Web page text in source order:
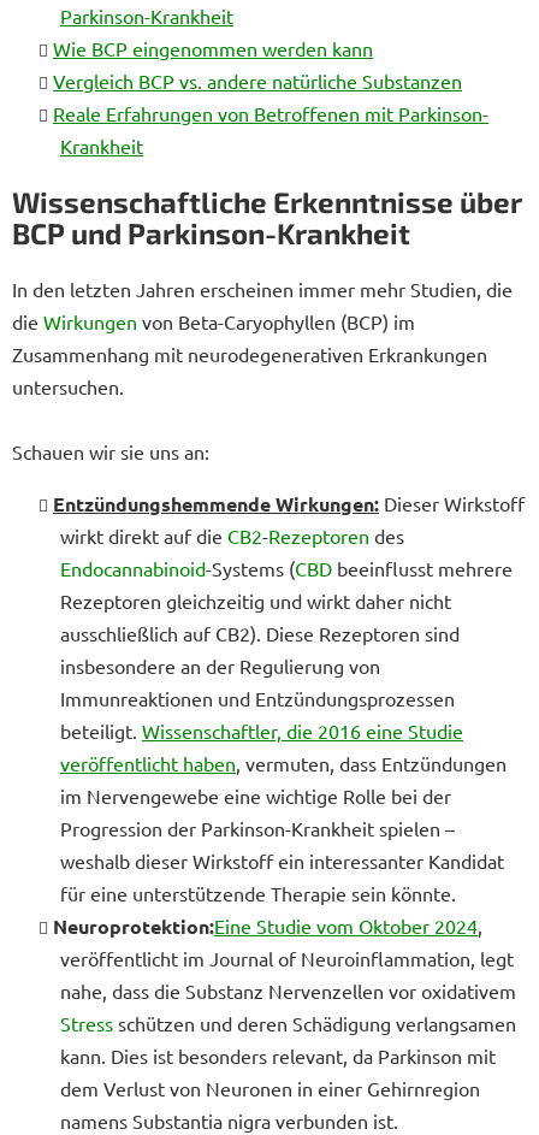
Parkinson-Krankheit
Wie BCP eingenommen werden kann
Vergleich BCP vs. andere natürliche Substanzen
Reale Erfahrungen von Betroffenen mit Parkinson-
Krankheit
Wissenschaftliche Erkenntnisse über
BCP und Parkinson-Krankheit
In den letzten Jahren erscheinen immer mehr Studien, die
die Wirkungen von Beta-Caryophyllen (BCP) im
Zusammenhang mit neurodegenerativen Erkrankungen
untersuchen.
Schauen wir sie uns an:
Entzündungshemmende Wirkungen: Dieser Wirkstoff
wirkt direkt auf die CB2-Rezeptoren des
Endocannabinoid-Systems (CBD beeinflusst mehrere
Rezeptoren gleichzeitig und wirkt daher nicht
ausschließlich auf CB2). Diese Rezeptoren sind
insbesondere an der Regulierung von
Immunreaktionen und Entzündungsprozessen
beteiligt. Wissenschaftler, die 2016 eine Studie
veröffentlicht haben, vermuten, dass Entzündungen
im Nervengewebe eine wichtige Rolle bei der
Progression der Parkinson-Krankheit spielen –
weshalb dieser Wirkstoff ein interessanter Kandidat
für eine unterstützende Therapie sein könnte.
Neuroprotektion:Eine Studie vom Oktober 2024,
veröffentlicht im Journal of Neuroinflammation, legt
nahe, dass die Substanz Nervenzellen vor oxidativem
Stress schützen und deren Schädigung verlangsamen
kann. Dies ist besonders relevant, da Parkinson mit
dem Verlust von Neuronen in einer Gehirnregion
namens Substantia nigra verbunden ist.